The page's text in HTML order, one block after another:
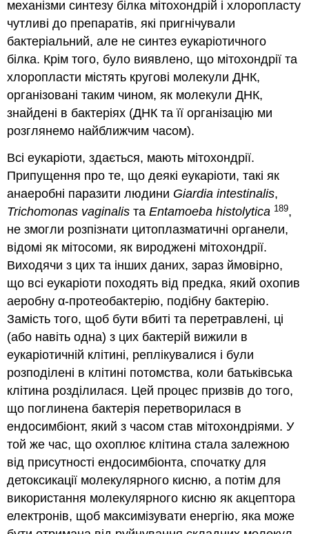
механізми синтезу білка мітохондрій і хлоропласту
чутливі до препаратів, які пригнічували
бактеріальний, але не синтез еукаріотичного
білка. Крім того, було виявлено, що мітохондрії та
хлоропласти містять кругові молекули ДНК,
організовані таким чином, як молекули ДНК,
знайдені в бактеріях (ДНК та її організацію ми
розглянемо найближчим часом).
Всі еукаріоти, здається, мають мітохондрії.
Припущення про те, що деякі еукаріоти, такі як
анаеробні паразити людини Giardia intestinalis,
Trichomonas vaginalis таEntamoeba histolytica 189,
не змогли розпізнати цитоплазматичні органели,
відомі як мітосоми, як вироджені мітохондрії.
Виходячи з цих та інших даних, зараз ймовірно,
що всі еукаріоти походять від предка, який охопив
аеробну α-протеобактерію, подібну бактерію.
Замість того, щоб бути вбиті та перетравлені, ці
(або навіть одна) з цих бактерій вижили в
еукаріотичній клітині, реплікувалися і були
розподілені в клітині потомства, коли батьківська
клітина розділилася. Цей процес призвів до того,
що поглинена бактерія перетворилася в
ендосимбіонт, який з часом став мітохондріями. У
той же час, що охоплює клітина стала залежною
від присутності ендосимбіонта, спочатку для
детоксикації молекулярного кисню, а потім для
використання молекулярного кисню як акцептора
електронів, щоб максимізувати енергію, яка може